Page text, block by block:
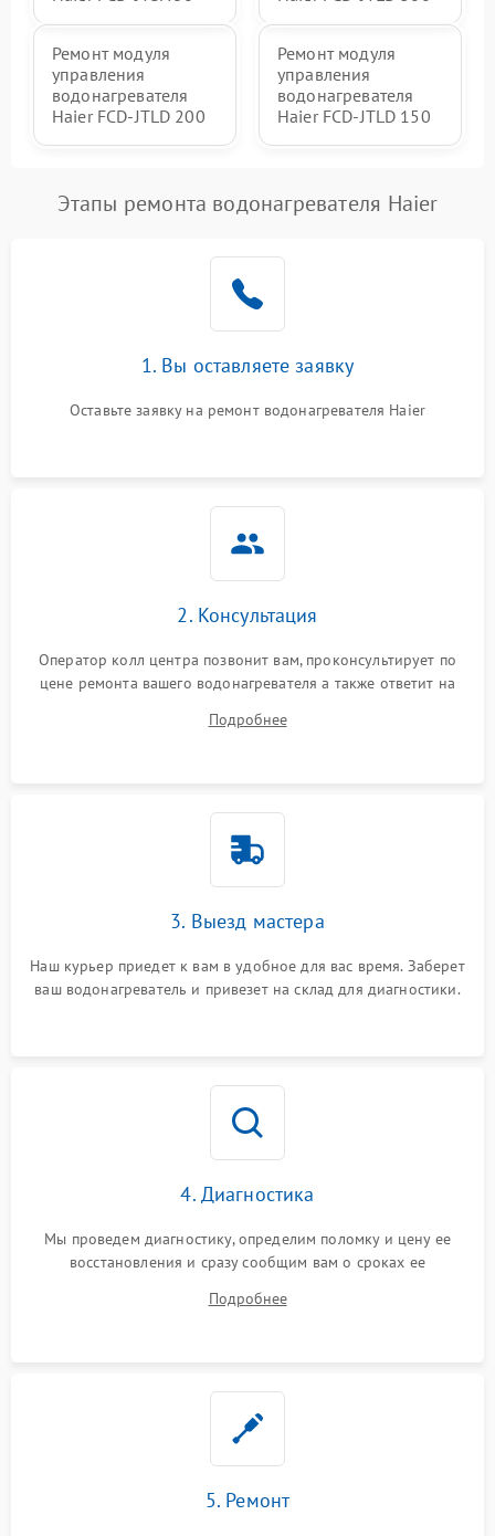
Ремонт модуля
управления
водонагревателя
Haier FCD-JTLD 200
Ремонт модуля
управления
водонагревателя
Haier FCD-JTLD 150
Этапы ремонта водонагревателя Haier
1. Вы оставляете заявку
Оставьте заявку на ремонт водонагревателя Haier
2. Консультация
Оператор колл центра позвонит вам, проконсультирует по
цене ремонта вашего водонагревателя а также ответит на
Подробнее
3. Выезд мастера
Наш курьер приедет к вам в удобное для вас время. Заберет
ваш водонагреватель и привезет на склад для диагностики.
4. Диагностика
Мы проведем диагностику, определим поломку и цену ее
восстановления и сразу сообщим вам о сроках ее
Подробнее
5. Ремонт